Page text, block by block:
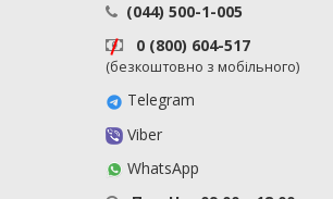
(044) 500-1-005
0 (800) 604-517
(безкоштовно з мобільного)
Telegram
Viber
WhatsApp